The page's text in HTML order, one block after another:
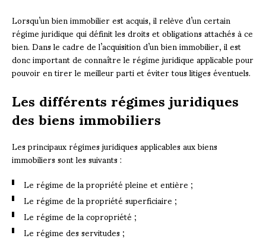
Lorsqu’un bien immobilier est acquis, il relève d’un certain
régime juridique qui définit les droits et obligations attachés à ce
bien. Dans le cadre de l’acquisition d’un bien immobilier, il est
donc important de connaître le régime juridique applicable pour
pouvoir en tirer le meilleur parti et éviter tous litiges éventuels.
Les différents régimes juridiques
des biens immobiliers
Les principaux régimes juridiques applicables aux biens
immobiliers sont les suivants :
Le régime de la propriété pleine et entière ;
Le régime de la propriété superficiaire ;
Le régime de la copropriété ;
Le régime des servitudes ;